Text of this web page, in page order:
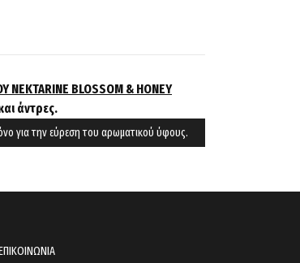
NEKTARINE BLOSSOM & HONEY
άντρες.
για την εύρεση του αρωματικού ύφους.